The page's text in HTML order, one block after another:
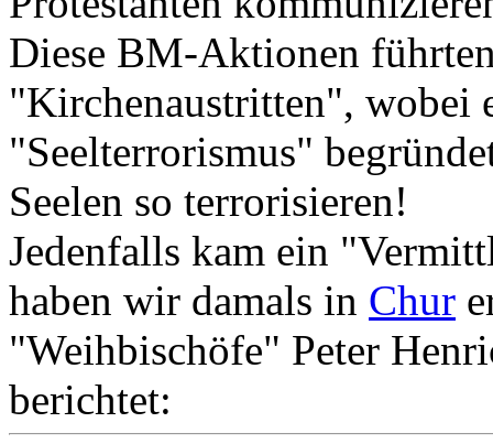
Diese BM-Aktionen
"Kirchenaustritten", wobei
"Seelterrorismus"
Seelen so terrorisieren!
Jedenfalls kam ein
haben wir damals in Chur
"Weihbischöfe" Peter
berichtet: